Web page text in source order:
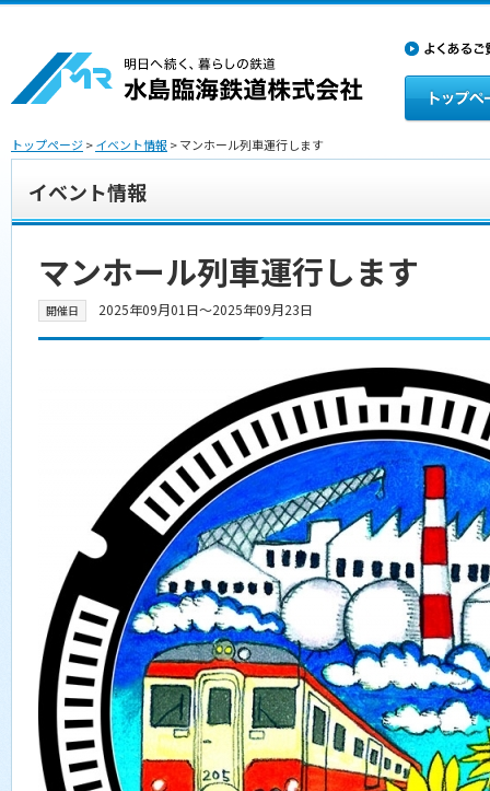
トップページ>イベント情報> マンホール列車運行します
イベント情報
マンホール列車運行します
開催日 2025年09月01日〜2025年09月23日